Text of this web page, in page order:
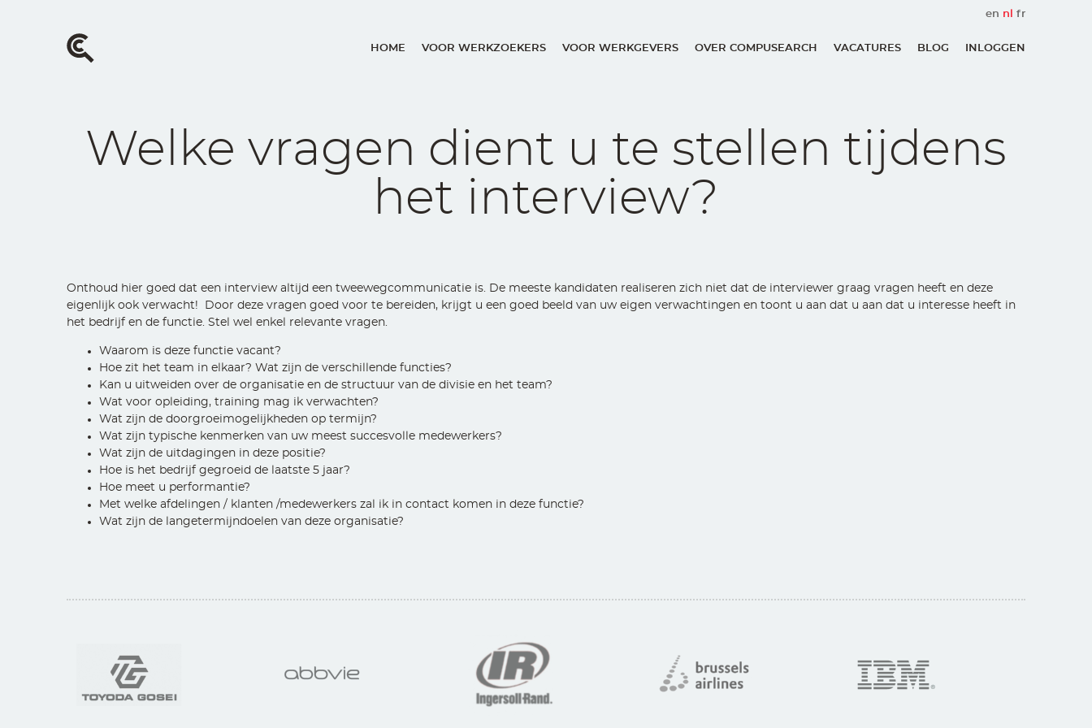
en nl fr
HOME VOOR WERKZOEKERS VOOR WERKGEVERS OVER COMPUSEARCH VACATURES BLOG INLOGGEN
Welke vragen dient u te stellen tijdens
het interview?
Onthoud hier goed dat een interview altijd een tweewegcommunicatie is. De meeste kandidaten realiseren zich niet dat de interviewer graag vragen heeft en deze
eigenlijk ook verwacht! Door deze vragen goed voor te bereiden, krijgt u een goed beeld van uw eigen verwachtingen en toont u aan dat u aan dat u interesse heeft in
het bedrijf en de functie. Stel wel enkel relevante vragen.
Waarom is deze functie vacant?
Hoe zit het team in elkaar? Wat zijn de verschillende functies?
Kan u uitweiden over de organisatie en de structuur van de divisie en het team?
Wat voor opleiding, training mag ik verwachten?
Wat zijn de doorgroeimogelijkheden op termijn?
Wat zijn typische kenmerken van uw meest succesvolle medewerkers?
Wat zijn de uitdagingen in deze positie?
Hoe is het bedrijf gegroeid de laatste 5 jaar?
Hoe meet u performantie?
Met welke afdelingen / klanten /medewerkers zal ik in contact komen in deze functie?
Wat zijn de langetermijndoelen van deze organisatie?